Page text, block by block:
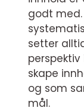
godt med.
setter
skape
og som
mål.